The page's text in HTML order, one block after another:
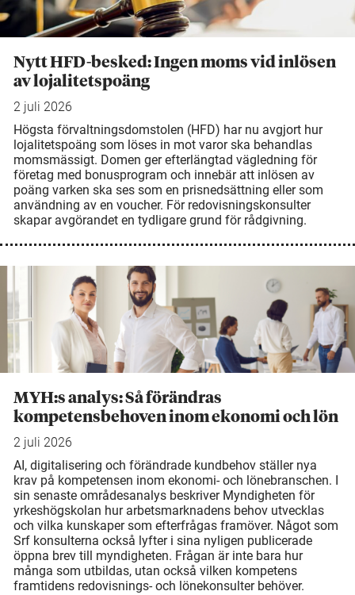
Nytt HFD-besked: Ingen moms vid inlösen
av lojalitetspoäng
2 juli 2026
Högsta förvaltningsdomstolen (HFD) har nu avgjort hur
lojalitetspoäng som löses in mot varor ska behandlas
momsmässigt. Domen ger efterlängtad vägledning för
företag med bonusprogram och innebär att inlösen av
poäng varken ska ses som en prisnedsättning eller som
användning av en voucher. För redovisningskonsulter
skapar avgörandet en tydligare grund för rådgivning.
MYH:s analys: Så förändras
kompetensbehoven inom ekonomi och lön
2 juli 2026
AI, digitalisering och förändrade kundbehov ställer nya
krav på kompetensen inom ekonomi- och lönebranschen. I
sin senaste områdesanalys beskriver Myndigheten för
yrkeshögskolan hur arbetsmarknadens behov utvecklas
och vilka kunskaper som efterfrågas framöver. Något som
Srf konsulterna också lyfter i sina nyligen publicerade
öppna brev till myndigheten. Frågan är inte bara hur
många som utbildas, utan också vilken kompetens
framtidens redovisnings- och lönekonsulter behöver.